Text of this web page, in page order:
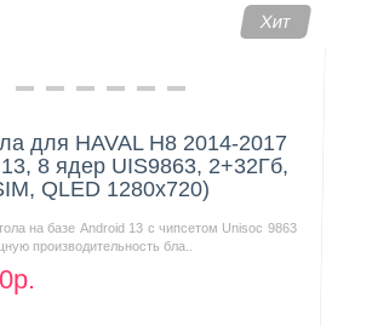
Хит
для HAVAL H8 2014-2017
8 ядер UIS9863, 2+32Гб,
QLED 1280x720)
на базе Android 13 с чипсетом Unisoc 9863
производительность бла..